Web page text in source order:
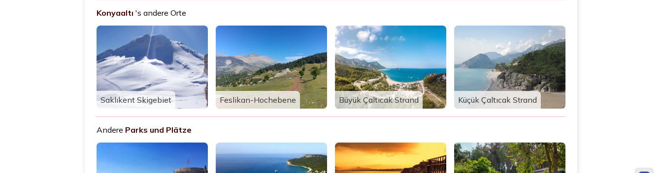
Konyaaltı 's andere Orte
Saklıkent Skigebiet Feslikan-Hochebene Büyük Çaltıcak Strand Küçük Çaltıcak Strand
Andere Parks und Plätze